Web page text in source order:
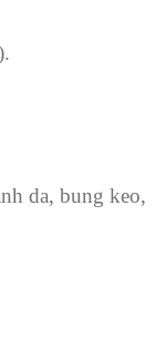
da, bung keo,